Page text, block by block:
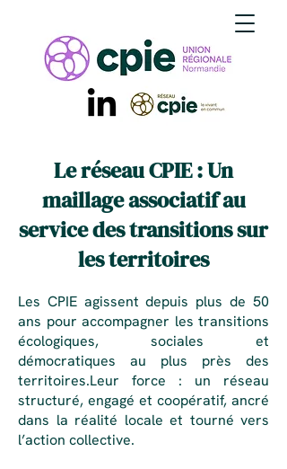
Le réseau CPIE : Un
maillage associatif au
service des transitions sur
les territoires
Les CPIE agissent depuis plus de 50
ans pour accompagner les transitions
écologiques, sociales et
démocratiques au plus près des
territoires.Leur force : un réseau
structuré, engagé et coopératif, ancré
dans la réalité locale et tourné vers
l’action collective.